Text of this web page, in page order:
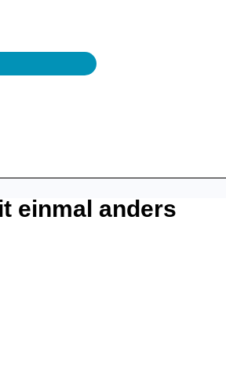
einmal anders